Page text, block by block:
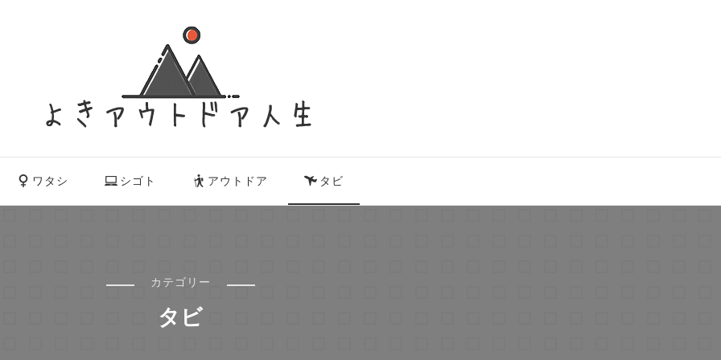
ワタシ シゴト アウトドア タビ
カテゴリー
タビ